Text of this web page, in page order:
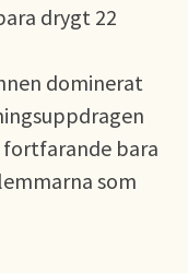
drygt 22
dominerat
bara
som